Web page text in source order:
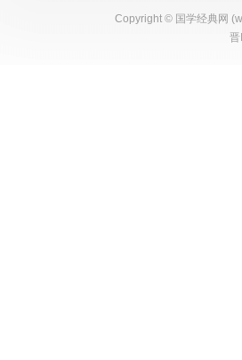
Copyright © 国学经典网 (